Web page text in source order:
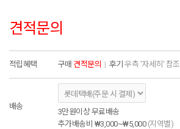
견적문의
적립혜택 구매 견적문의 | 후기 우측 '자세히' 참조
배송
3만원이상 무료배송
추가배송비 ₩3,000~₩5,000 (지역별)